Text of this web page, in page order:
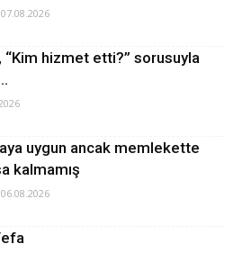
07.08.2026
“Kim hizmet etti?” sorusuyla
uygun ancak memlekette
kalmamış
06.08.2026